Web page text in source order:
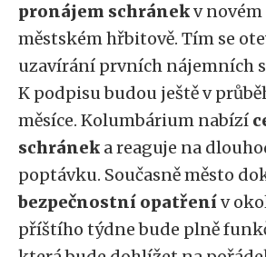
pronájem schránekv
městském hřbitově. Tím se
uzavírání prvních nájemních
K podpisu budou ještě v
měsíce. Kolumbárium nabízí
schránek a reaguje na
poptávku. Současně město
bezpečnostní opatřenív
příštího týdne bude plně